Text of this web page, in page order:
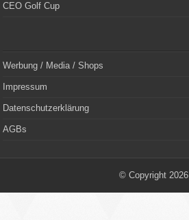
CEO Golf Cup
Werbung / Media / Shops
Impressum
Datenschutzerklärung
AGBs
© Copyright 2026